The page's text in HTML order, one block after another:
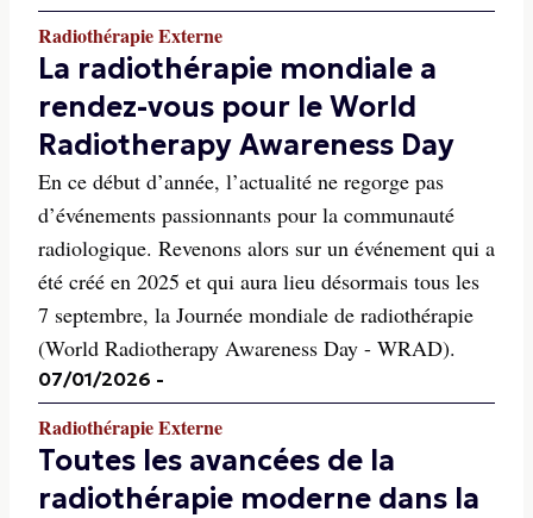
Radiothérapie Externe
La radiothérapie mondiale a
rendez-vous pour le World
Radiotherapy Awareness Day
En ce début d’année, l’actualité ne regorge pas
d’événements passionnants pour la communauté
radiologique. Revenons alors sur un événement qui a
été créé en 2025 et qui aura lieu désormais tous les
7 septembre, la Journée mondiale de radiothérapie
(World Radiotherapy Awareness Day - WRAD).
07/01/2026 -
Radiothérapie Externe
Toutes les avancées de la
radiothérapie moderne dans la